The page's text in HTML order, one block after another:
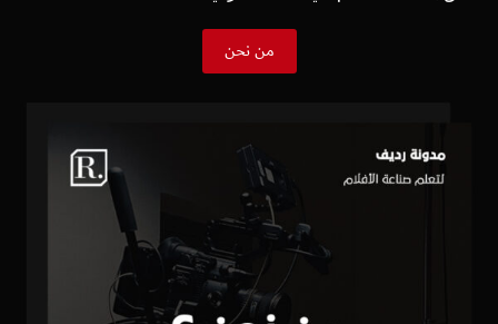
من نحن